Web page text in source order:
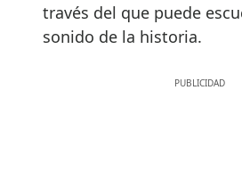
través del que puede
sonido de la historia.